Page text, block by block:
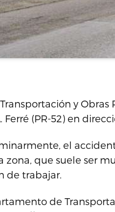
y Obras
(PR-52) en
el
zona, que suele ser
de trabajar.
de